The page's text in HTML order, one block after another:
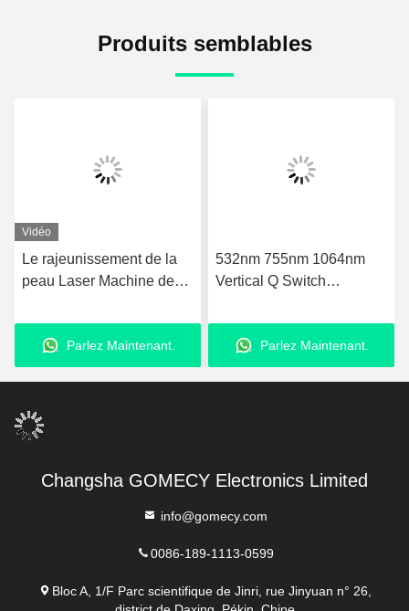
Produits semblables
Vidéo
Le rajeunissement de la
peau Laser Machine de
M22 OPT IPL Machine d'
épilationParlez Maintenant.
532nm 755nm 1064nm
Vertical Q Switch
élimination de l' acné
Parlez Maintenant.
Changsha GOMECY Electronics Limited
info@gomecy.com
0086-189-1113-0599
Bloc A, 1/F Parc scientifique de Jinri, rue Jinyuan n° 26,